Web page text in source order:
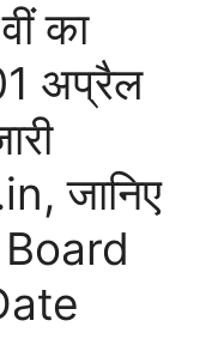
का
अप्रैल
जानिए
Board